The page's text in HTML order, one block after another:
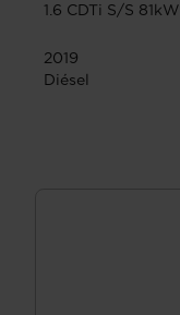
1.6 CDTi S/S
2019
Diésel